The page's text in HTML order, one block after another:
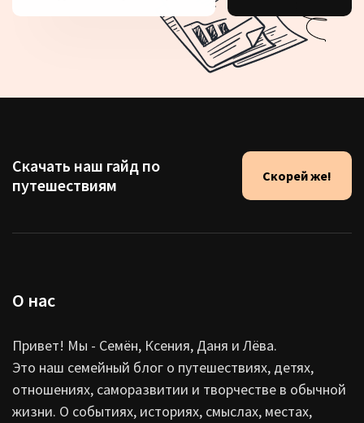
Скачать наш гайд по
путешествиям
Скорей же!
О нас
Привет! Мы - Семён, Ксения, Даня и Лёва.
Это наш семейный блог о путешествиях, детях,
отношениях, саморазвитии и творчестве в обычной
жизни. О событиях, историях, смыслах, местах,